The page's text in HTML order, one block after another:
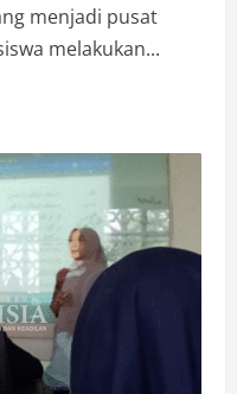
menjadi pusat
melakukan...